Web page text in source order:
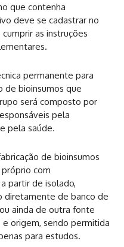
que contenha
deve se cadastrar no
as instruções
permanente para
de bioinsumos que
será composto por
pela
pela saúde.
de bioinsumos
com
partir de isolado,
diretamente de banco de
ainda de outra fonte
origem, sendo permitida
para estudos.